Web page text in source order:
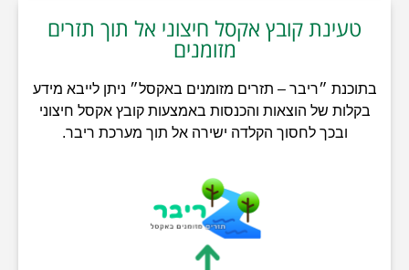
טעינת קובץ אקסל חיצוני אל תוך תזרים
מזומנים
בתוכנת ״ריבר – תזרים מזומנים באקסל״ ניתן לייבא מידע
בקלות של הוצאות והכנסות באמצעות קובץ אקסל חיצוני
ובכך לחסוך הקלדה ישירה אל תוך מערכת ריבר.